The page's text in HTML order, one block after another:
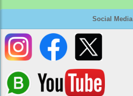
Social Media